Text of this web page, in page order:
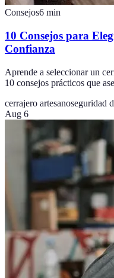
Consejos6 min
10 Consejos para
Confianza
Aprende a seleccionar un
10 consejos prácticos que
cerrajero artesanoseguridad
Aug 6